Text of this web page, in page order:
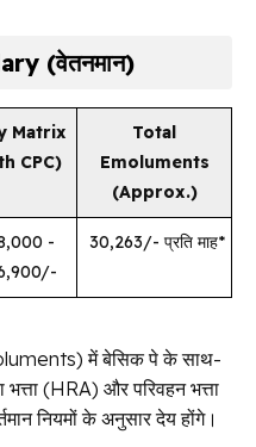
(वेतनमान)
Matrix
CPC)
Total
Emoluments
(Approx.)
- ₹
₹ 30,263/- प्रति माह*
में बेसिक पे के साथ-
भत्ता (HRA) और परिवहन भत्ता
नियमों के अनुसार देय होंगे।